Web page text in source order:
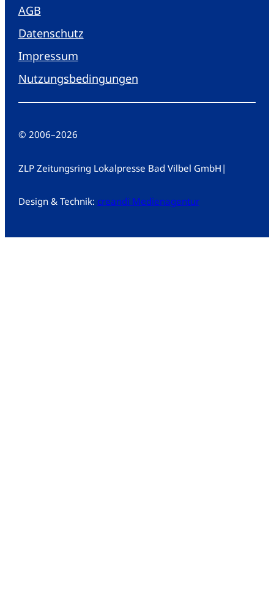
AGB
Datenschutz
Impressum
Nutzungsbedingungen
© 2006–2026
ZLP Zeitungsring Lokalpresse Bad Vilbel GmbH |
Design & Technik: creandi Medienagentur